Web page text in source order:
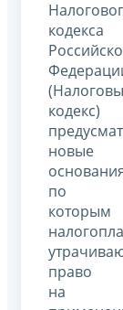
кодекса
кодекс)
новые
по
которым
право
на